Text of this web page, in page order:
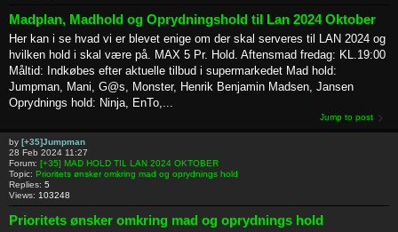
Madplan, Madhold og Oprydningshold til Lan 2024 Oktober
Her kan i se hvad vi er blevet enige om der skal serveres til LAN 2024 og
hvilken hold i skal være på. MAX 5 Pr. Hold. Aftensmad fredag: KL.19:00
Måltid: Indkøbes efter aktuelle tilbud i supermarkedet Mad hold:
Jumpman, Mani, G@s, Monster, Henrik Benjamin Madsen, Jansen
Oprydnings hold: Ninja, EnTo,...
Jump to post
by [+35]Jumpman
28 Feb 2024 11:27
Forum: [+35] MAD HOLD TIL LAN 2024 OKTOBER
Topic: Prioritets ønsker omkring mad og oprydnings hold
Replies: 5
Views: 103248
Prioritets ønsker omkring mad og oprydnings hold